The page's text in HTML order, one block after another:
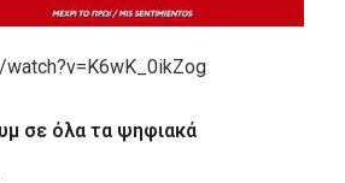
σε όλα τα ψηφιακά